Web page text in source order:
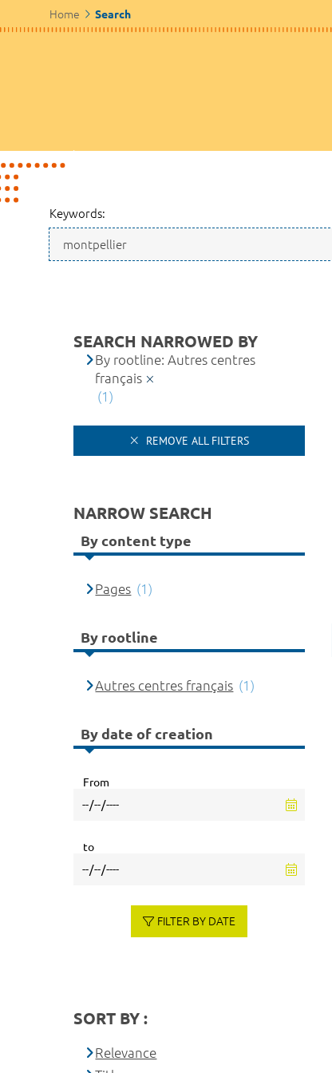
Home Search
Keywords:
SEARCH NARROWED BY
By rootline: Autres centres
français
(1)
REMOVE ALL FILTERS
NARROW SEARCH
By content type
Pages (1)
By rootline
Autres centres français (1)
By date of creation
From
to
FILTER BY DATE
SORT BY :
Relevance